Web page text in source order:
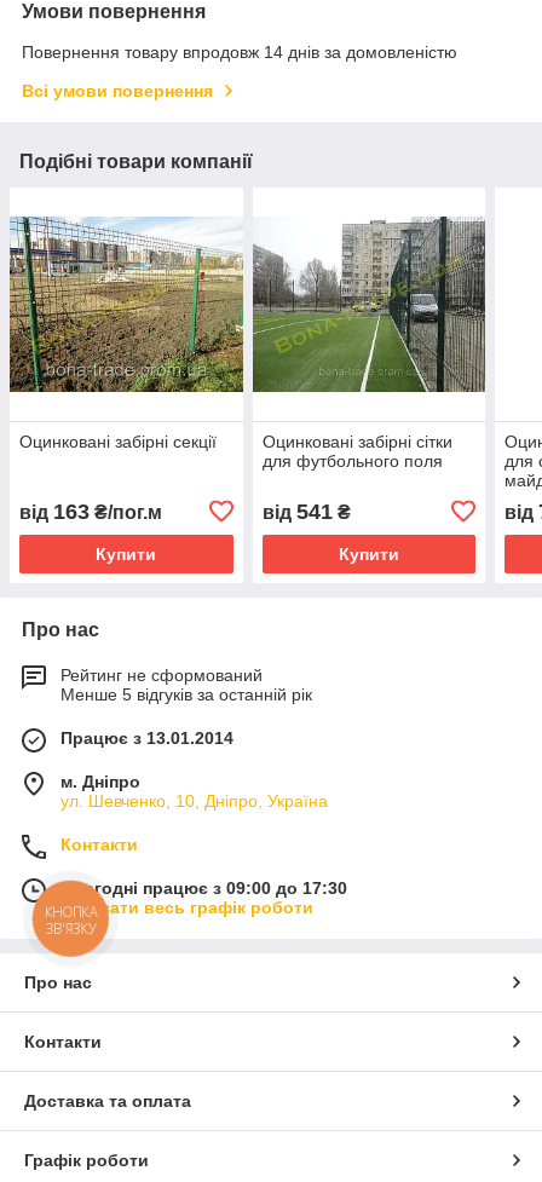
Умови повернення
Повернення товару впродовж 14 днів за домовленістю
Всі умови повернення
Подібні товари компанії
Оцинковані забірні секції
від 163 ₴/пог.м
Купити
Оцинковані забірні сітки
для футбольного поля
від 541₴
Купити
для
від
Про нас
Рейтинг не сформований
Менше 5 відгуків за останній рік
Працює з 13.01.2014
м. Дніпро
ул. Шевченко, 10, Дніпро, Україна
Контакти
Сьогодні працює з 09:00 до 17:30
Показати весь графік роботи
Про нас
Контакти
Доставка та оплата
Графік роботи
КНОПКА
ЗВ'ЯЗКУ